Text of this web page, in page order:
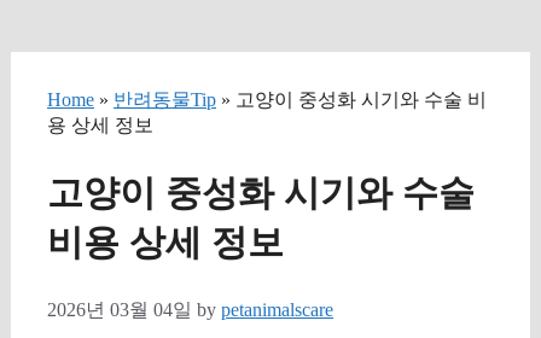
Home » 반려동물Tip » 고양이 중성화 시기와 수술 비
용 상세 정보
고양이 중성화 시기와 수술
비용 상세 정보
2026년 03월 04일 by petanimalscare